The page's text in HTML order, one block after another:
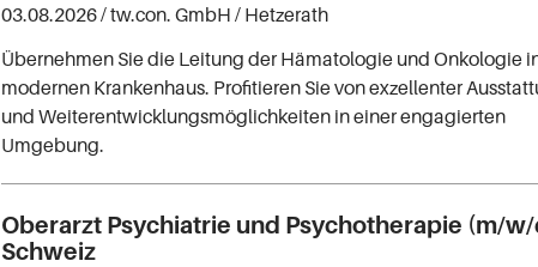
03.08.2026 /tw.con. GmbH / Hetzerath
Übernehmen Sie die Leitung der Hämatologie und Onkologie
modernen Krankenhaus. Profitieren Sie von exzellenter
und Weiterentwicklungsmöglichkeiten in einer engagierten
Umgebung.
Oberarzt Psychiatrie und Psychotherapie (m/
Schweiz